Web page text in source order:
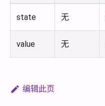
state 无
value 无
编辑此页